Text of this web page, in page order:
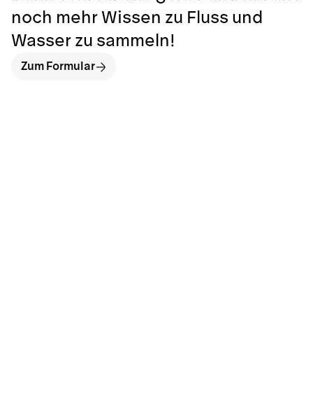
noch mehr Wissen zu Fluss und
Wasser zu sammeln!
Zum Formular